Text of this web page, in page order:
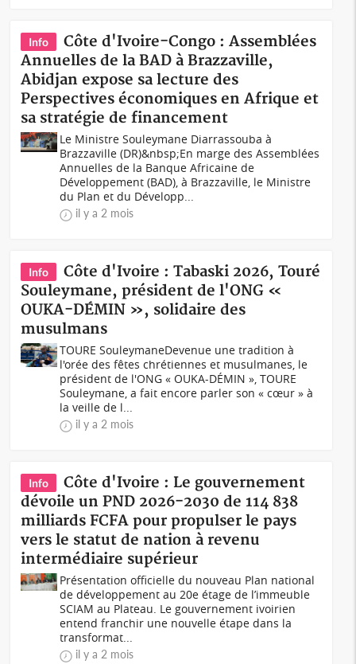
Info
Côte d'Ivoire-Congo : Assemblées
Annuelles de la BAD à Brazzaville,
Abidjan expose sa lecture des
Perspectives économiques en Afrique et
sa stratégie de financement
Le Ministre Souleymane Diarrassouba à
Brazzaville (DR)&nbsp;En marge des Assemblées
Annuelles de la Banque Africaine de
Développement (BAD), à Brazzaville, le Ministre
du Plan et du Développ...
il y a 2 mois
Info
Côte d'Ivoire : Tabaski 2026, Touré
Souleymane, président de l'ONG «
OUKA-DÉMIN », solidaire des
musulmans
TOURE SouleymaneDevenue une tradition à
l'orée des fêtes chrétiennes et musulmanes, le
président de l'ONG « OUKA-DÉMIN », TOURE
Souleymane, a fait encore parler son « cœur » à
la veille de l...
il y a 2 mois
Info
Côte d'Ivoire : Le gouvernement
dévoile un PND 2026-2030 de 114 838
milliards FCFA pour propulser le pays
vers le statut de nation à revenu
intermédiaire supérieur
Présentation officielle du nouveau Plan national
de développement au 20e étage de l’immeuble
SCIAM au Plateau. Le gouvernement ivoirien
entend franchir une nouvelle étape dans la
transformat...
il y a 2 mois